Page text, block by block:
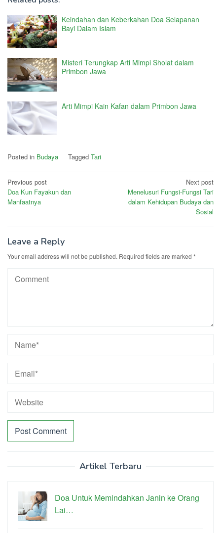
Keindahan dan Keberkahan Doa Selapanan
Bayi Dalam Islam
Misteri Terungkap Arti Mimpi Sholat dalam
Primbon Jawa
Arti Mimpi Kain Kafan dalam Primbon Jawa
Posted in Budaya Tagged Tari
Post
navigation
Previous post
Doa Kun Fayakun dan
Manfaatnya
Next post
Menelusuri Fungsi-Fungsi Tari
dalam Kehidupan Budaya dan
Sosial
Leave a Reply
Your email address will not be published. Required fields are marked *
Artikel Terbaru
Doa Untuk Memindahkan Janin ke Orang
Lai…